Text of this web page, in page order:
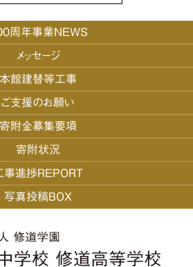
周年事業NEWS
メッセージ
本館建替等工事
ご支援のお願い
寄附金募集要項
寄附状況
事進捗REPORT
写真投稿BOX